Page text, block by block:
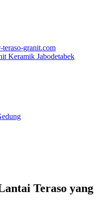
granit.com
Teraso yang